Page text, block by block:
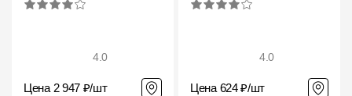
4.0
Цена 2 947 ₽/шт
4.0
Цена 624 ₽/шт